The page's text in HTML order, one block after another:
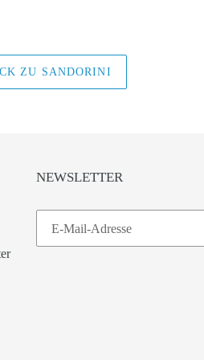
ZU SANDORINI
NEWSLETTER